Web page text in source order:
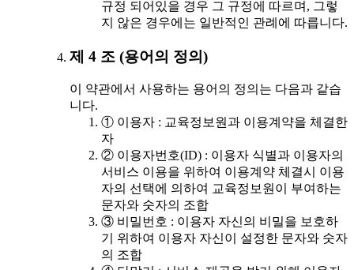
규정 되어있을 경우 그 규정에 따르며, 그렇
지 않은 경우에는 일반적인 관례에 따릅니다.
제 4 조 (용어의 정의)
이 약관에서 사용하는 용어의 정의는 다음과 같습
니다.
① 이용자 : 교육정보원과 이용계약을 체결한
자
② 이용자번호(ID) : 이용자 식별과 이용자의
서비스 이용을 위하여 이용계약 체결시 이용
자의 선택에 의하여 교육정보원이 부여하는
문자와 숫자의 조합
③ 비밀번호 : 이용자 자신의 비밀을 보호하
기 위하여 이용자 자신이 설정한 문자와 숫자
의 조합